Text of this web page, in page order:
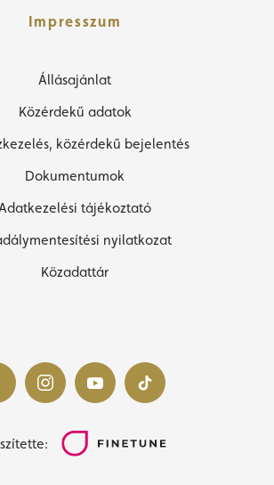
Impresszum
Állásajánlat
Közérdekű adatok
közérdekű bejelentés
Dokumentumok
tájékoztató
nyilatkozat
Közadattár